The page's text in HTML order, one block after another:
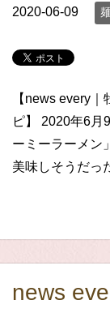
2020-06-09
【news every
ピ】 2020年6月
ーミーラーメン
美味しそうだっ
news